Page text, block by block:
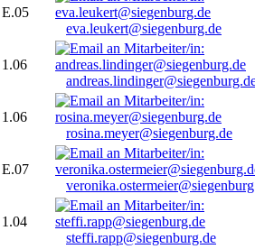
E.05
eva.leukert@siegenburg.de
1.06
1.06
rosina.meyer@siegenburg.de
E.07
1.04
steffi.rapp@siegenburg.de